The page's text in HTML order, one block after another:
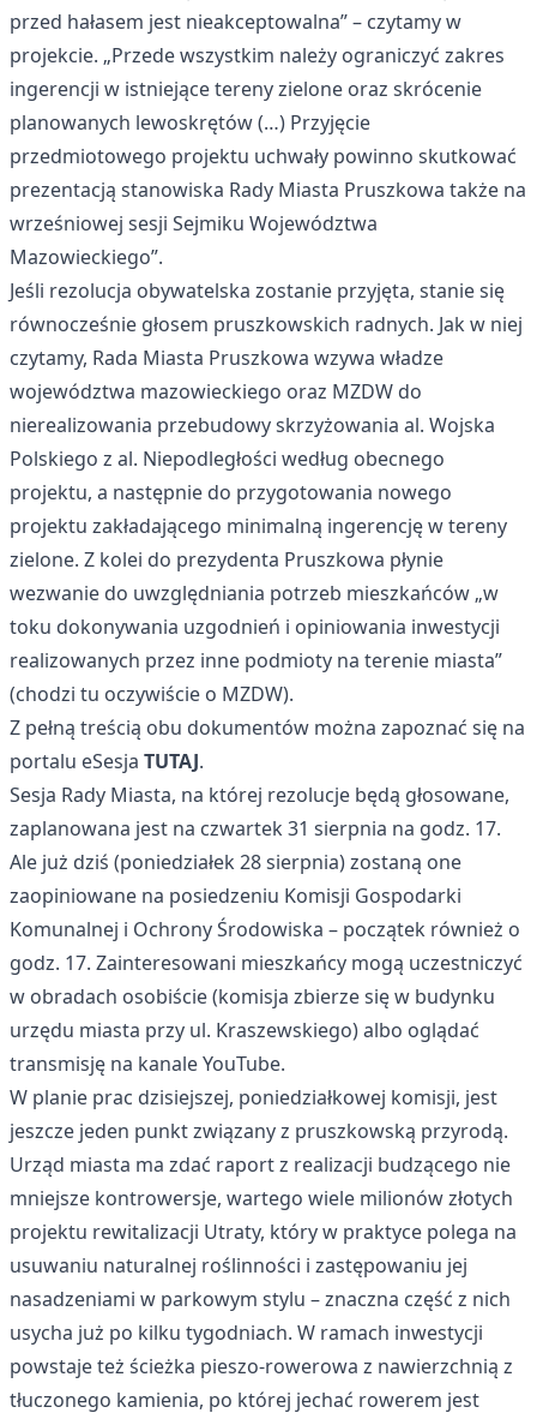
przed hałasem jest nieakceptowalna” – czytamy w
projekcie. „Przede wszystkim należy ograniczyć zakres
ingerencji w istniejące tereny zielone oraz skrócenie
planowanych lewoskrętów (…) Przyjęcie
przedmiotowego projektu uchwały powinno skutkować
prezentacją stanowiska Rady Miasta Pruszkowa także na
wrześniowej sesji Sejmiku Województwa
Mazowieckiego”.
Jeśli rezolucja obywatelska zostanie przyjęta, stanie się
równocześnie głosem pruszkowskich radnych. Jak w niej
czytamy, Rada Miasta Pruszkowa wzywa władze
województwa mazowieckiego oraz MZDW do
nierealizowania przebudowy skrzyżowania al. Wojska
Polskiego z al. Niepodległości według obecnego
projektu, a następnie do przygotowania nowego
projektu zakładającego minimalną ingerencję w tereny
zielone. Z kolei do prezydenta Pruszkowa płynie
wezwanie do uwzględniania potrzeb mieszkańców „w
toku dokonywania uzgodnień i opiniowania inwestycji
realizowanych przez inne podmioty na terenie miasta”
(chodzi tu oczywiście o MZDW).
Z pełną treścią obu dokumentów można zapoznać się na
portalu eSesja TUTAJ.
Sesja Rady Miasta, na której rezolucje będą głosowane,
zaplanowana jest na czwartek 31 sierpnia na godz. 17.
Ale już dziś (poniedziałek 28 sierpnia) zostaną one
zaopiniowane na posiedzeniu Komisji Gospodarki
Komunalnej i Ochrony Środowiska – początek również o
godz. 17. Zainteresowani mieszkańcy mogą uczestniczyć
w obradach osobiście (komisja zbierze się w budynku
urzędu miasta przy ul. Kraszewskiego) albo oglądać
transmisję na kanale YouTube.
W planie prac dzisiejszej, poniedziałkowej komisji, jest
jeszcze jeden punkt związany z pruszkowską przyrodą.
Urząd miasta ma zdać raport z realizacji budzącego nie
mniejsze kontrowersje, wartego wiele milionów złotych
projektu rewitalizacji Utraty, który w praktyce polega na
usuwaniu naturalnej roślinności i zastępowaniu jej
nasadzeniami w parkowym stylu – znaczna część z nich
usycha już po kilku tygodniach. W ramach inwestycji
powstaje też ścieżka pieszo-rowerowa z nawierzchnią z
tłuczonego kamienia, po której jechać rowerem jest